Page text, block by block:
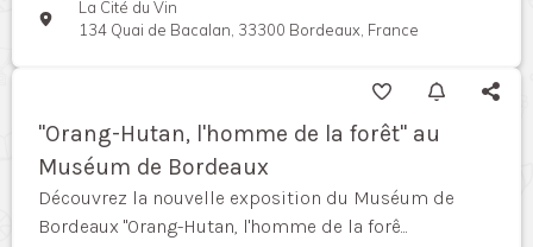
La Cité du Vin
134 Quai de Bacalan, 33300 Bordeaux, France
"Orang-Hutan, l'homme de la forêt" au
Muséum de Bordeaux
Découvrez la nouvelle exposition du Muséum de
Bordeaux "Orang-Hutan, l'homme de la forê...